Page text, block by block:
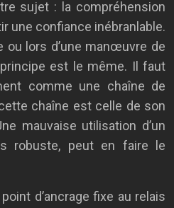
sujet : la compréhension
une confiance inébranlable.
ou lors d’une manœuvre de
est le même. Il faut
comme une chaîne de
chaîne est celle de son
mauvaise utilisation d’un
robuste, peut en faire le
d’ancrage fixe au relais